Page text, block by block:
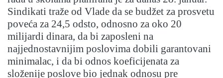
Sindikati traže od Vlade da se budžet za prosvetu
poveća za 24,5 odsto, odnosno za oko 20
milijardi dinara, da bi zaposleni na
najjednostavnijim poslovima dobili garantovani
minimalac, i da bi odnos koeficijenata za
složenije poslove bio jednak odnosu pre